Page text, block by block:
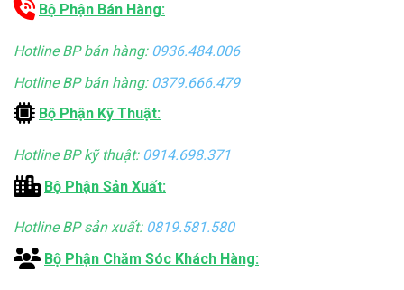
Bộ Phận Bán Hàng:
Hotline BP bán hàng: 0936.484.006
Hotline BP bán hàng: 0379.666.479
Bộ Phận Kỹ Thuật:
Hotline BP kỹ thuật: 0914.698.371
Bộ Phận Sản Xuất:
Hotline BP sản xuất: 0819.581.580
Bộ Phận Chăm Sóc Khách Hàng: